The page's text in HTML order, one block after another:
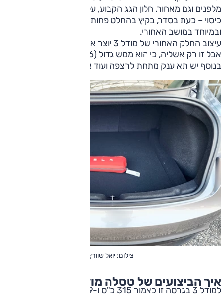
מלפנים וגם מאחור. חלון הגג הקבוע, על אף החיסרון שמגיע ללא
כיסוי – כעת בסדר, בקיץ בהחלט פחות – ומוסיף המון נקודות
ובמיוחד במושב האחורי.
עיצוב החלק האחורי של מודל 3 יוצר אשליה של תא מטען קטן.
בנוסף יש תא ענק מתחת לרצפה ועוד אחד מלפנים.
צילום: יואל שוורץ
איך הביצועים של טסלה מודל 3?